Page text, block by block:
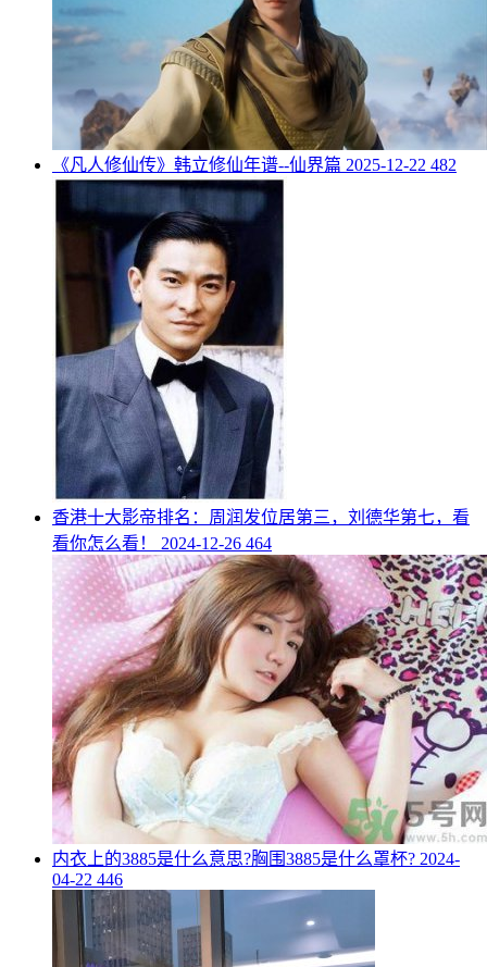
《凡人修仙传》韩立修仙年谱--仙界篇 2025-12-22 482
​香港十大影帝排名：周润发位居第三，刘德华第七，看
看你怎么看！
2024-12-26 464
​内衣上的3885是什么意思?胸围3885是什么罩杯? 2024-
04-22 446